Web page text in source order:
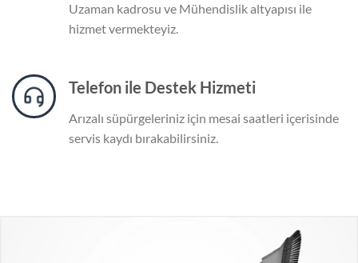
Uzaman kadrosu ve Mühendislik altyapısı ile
hizmet vermekteyiz.
Telefon ile Destek Hizmeti
Arızalı süpürgeleriniz için mesai saatleri içerisinde
servis kaydı bırakabilirsiniz.